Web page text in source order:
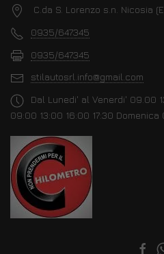
C.da S. Lorenzo s.n. Nicosia
0935/647345
0935/647345
stilautosrl.info@gmail.com
Dal Lunedi' al Venerdi' 09.00
09:00 13:00 16:00 17:30 Domenica